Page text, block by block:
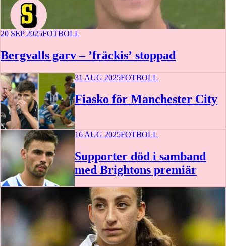
20 SEP 2025FOTBOLL
Bergvalls garv – ’fräckis’ stoppad
31 AUG 2025FOTBOLL
Fiasko för Manchester City
16 AUG 2025FOTBOLL
Supporter död i samband
med Brightons premiär